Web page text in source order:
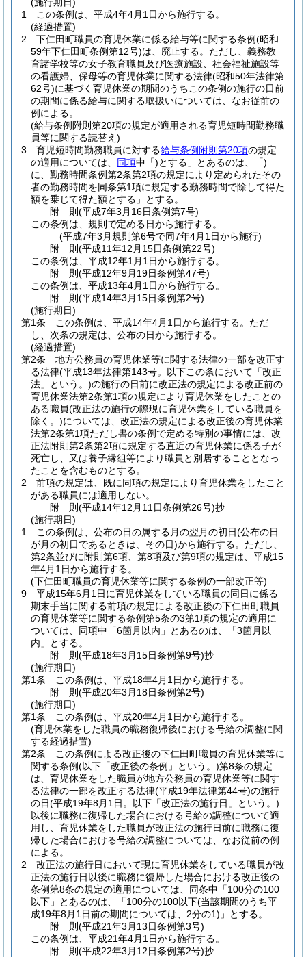
1
この条例は、平成4年4月1日から施行する。
(経過措置)
2
下仁田町職員の育児休業に係る給与等に関する条例(昭和
59年下仁田町条例第12号)は、廃止する。 ただし、義務教
育諸学校等の女子教育職員及び医療施設、社会福祉施設等
の看護婦、保母等の育児休業に関する法律(昭和50年法律第
62号)に基づく育児休業の期間のうちこの条例の施行の日前
の期間に係る給与に関する取扱いについては、なお従前の
例による。
(給与条例附則第20項の規定が適用される育児短時間勤務職
員等に関する読替え)
3
育児短時間勤務職員に対する給与条例附則第20項の規定
の適用については、 同項中「)とする」とあるのは、「)
に、勤務時間条例第2条第2項の規定により定められたその
者の勤務時間を同条第1項に規定する勤務時間で除して得た
額を乗じて得た額とする」とする。
附 則(平成7年3月16日条例第7号)
この条例は、規則で定める日から施行する。
(平成7年3月規則第6号で同7年4月1日から施行)
附 則(平成11年12月15日条例第22号)
この条例は、平成12年1月1日から施行する。
附 則(平成12年9月19日条例第47号)
この条例は、平成13年4月1日から施行する。
附 則(平成14年3月15日条例第2号)
(施行期日)
第1条
この条例は、平成14年4月1日から施行する。 ただ
し、次条の規定は、公布の日から施行する。
(経過措置)
第2条
地方公務員の育児休業等に関する法律の一部を改正す
る法律(平成13年法律第143号。以下この条において「改正
法」という。)の施行の日前に改正法の規定による改正前の
育児休業法第2条第1項の規定により育児休業をしたことの
ある職員(改正法の施行の際現に育児休業をしている職員を
除く。)については、改正法の規定による改正後の育児休業
法第2条第1項ただし書の条例で定める特別の事情には、改
正法附則第2条第2項に規定する直近の育児休業に係る子が
死亡し、又は養子縁組等により職員と別居することとなっ
たことを含むものとする。
2
前項の規定は、既に同項の規定により育児休業をしたこと
がある職員には適用しない。
附 則(平成14年12月11日条例第26号)抄
(施行期日)
1
この条例は、公布の日の属する月の翌月の初日(公布の日
が月の初日であるときは、その日)から施行する。 ただし、
第2条並びに附則第6項、第8項及び第9項の規定は、平成15
年4月1日から施行する。
(下仁田町職員の育児休業等に関する条例の一部改正等)
9
平成15年6月1日に育児休業をしている職員の同日に係る
期末手当に関する前項の規定による改正後の下仁田町職員
の育児休業等に関する条例第5条の3第1項の規定の適用に
ついては、同項中「6箇月以内」とあるのは、「3箇月以
内」とする。
附 則(平成18年3月15日条例第9号)抄
(施行期日)
第1条
この条例は、平成18年4月1日から施行する。
附 則(平成20年3月18日条例第2号)
(施行期日)
第1条
この条例は、平成20年4月1日から施行する。
(育児休業をした職員の職務復帰後における号給の調整に関
する経過措置)
第2条
この条例による改正後の下仁田町職員の育児休業等に
関する条例(以下「改正後の条例」という。)第8条の規定
は、育児休業をした職員が地方公務員の育児休業等に関す
る法律の一部を改正する法律(平成19年法律第44号)の施行
の日(平成19年8月1日。以下「改正法の施行日」という。)
以後に職務に復帰した場合における号給の調整について適
用し、育児休業をした職員が改正法の施行日前に職務に復
帰した場合における号給の調整については、なお従前の例
による。
2
改正法の施行日において現に育児休業をしている職員が改
正法の施行日以後に職務に復帰した場合における改正後の
条例第8条の規定の適用については、同条中「100分の100
以下」とあるのは、「100分の100以下(当該期間のうち平
成19年8月1日前の期間については、2分の1) 」とする。
附 則(平成21年3月13日条例第3号)
この条例は、平成21年4月1日から施行する。
附 則(平成22年3月12日条例第2号)抄